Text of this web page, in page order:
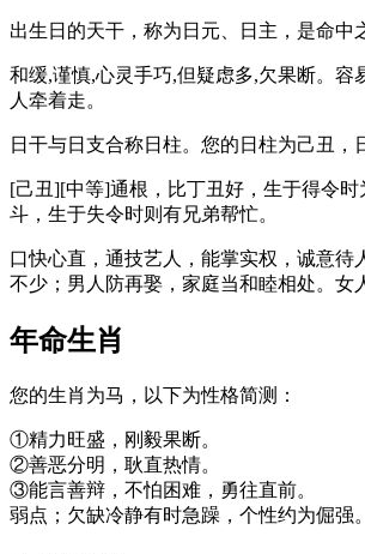
出生日的天干，称为日元、日主，是命中
和缓,谨慎,心灵手巧,但疑虑多,欠果断。容
人牵着走。
日干与日支合称日柱。您的日柱为己丑，
[己丑][中等]通根，比丁丑好，生于得令
斗，生于失令时则有兄弟帮忙。
口快心直，通技艺人，能掌实权，诚意待
不少；男人防再娶，家庭当和睦相处。女
年命生肖
您的生肖为马，以下为性格简测：
①精力旺盛，刚毅果断。
②善恶分明，耿直热情。
③能言善辩，不怕困难，勇往直前。
弱点；欠缺冷静有时急躁，个性约为倔强。